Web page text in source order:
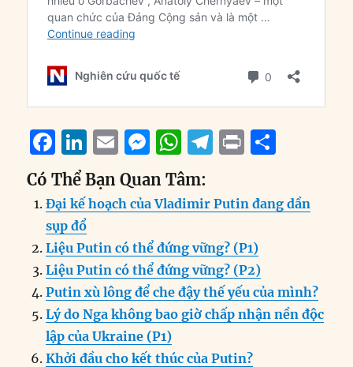
F
a
c
e
b
o
o
k
Li
n
k
e
d
I
n
E
m
ai
l
M
ss
e
n
g
er
W
h
at
s
A
p
p
T
e
g
r
a
m
P
n
t
re
Có Thể Bạn Quan Tâm:
Đại kế hoạch của Vladimir Putin đang dần
sụp đổ
Liệu Putin có thể đứng vững? (P1)
Liệu Putin có thể đứng vững? (P2)
Putin xù lông để che đậy thế yếu của mình?
Lý do Nga không bao giờ chấp nhận nền độc
lập của Ukraine (P1)
Khởi đầu cho kết thúc của Putin?